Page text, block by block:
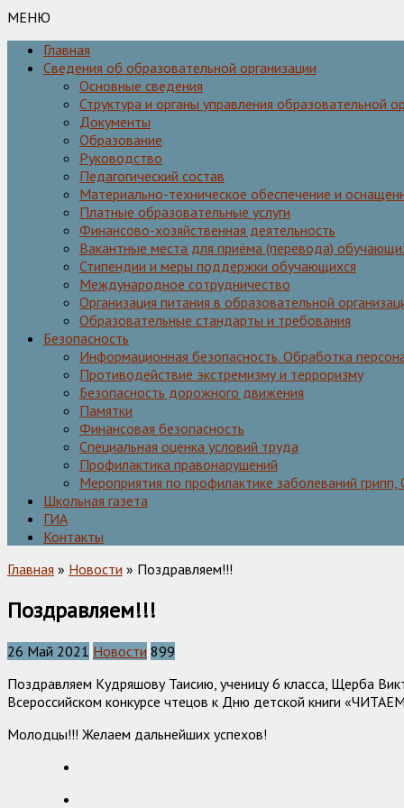
МЕНЮ
Главная
Сведения об образовательной организации
Основные сведения
Структура и органы управления образовательной
Документы
Образование
Руководство
Педагогический состав
Материально-техническое обеспечение и
Платные образовательные услуги
Финансово-хозяйственная деятельность
Вакантные места для приёма (перевода)
Стипендии и меры поддержки обучающихся
Международное сотрудничество
Организация питания в образовательной
Образовательные стандарты и требования
Безопасность
Информационная безопасность. Обработка
Противодействие экстремизму и терроризму
Безопасность дорожного движения
Памятки
Финансовая безопасность
Специальная оценка условий труда
Профилактика правонарушений
Мероприятия по профилактике заболеваний
Школьная газета
ГИА
Контакты
Главная » Новости » Поздравляем!!!
Поздравляем!!!
26 Май 2021 Новости 899
Поздравляем Кудряшову Таисию, ученицу 6 класса, Щерба
Всероссийском конкурсе чтецов к Дню детской книги
Молодцы!!! Желаем дальнейших успехов!